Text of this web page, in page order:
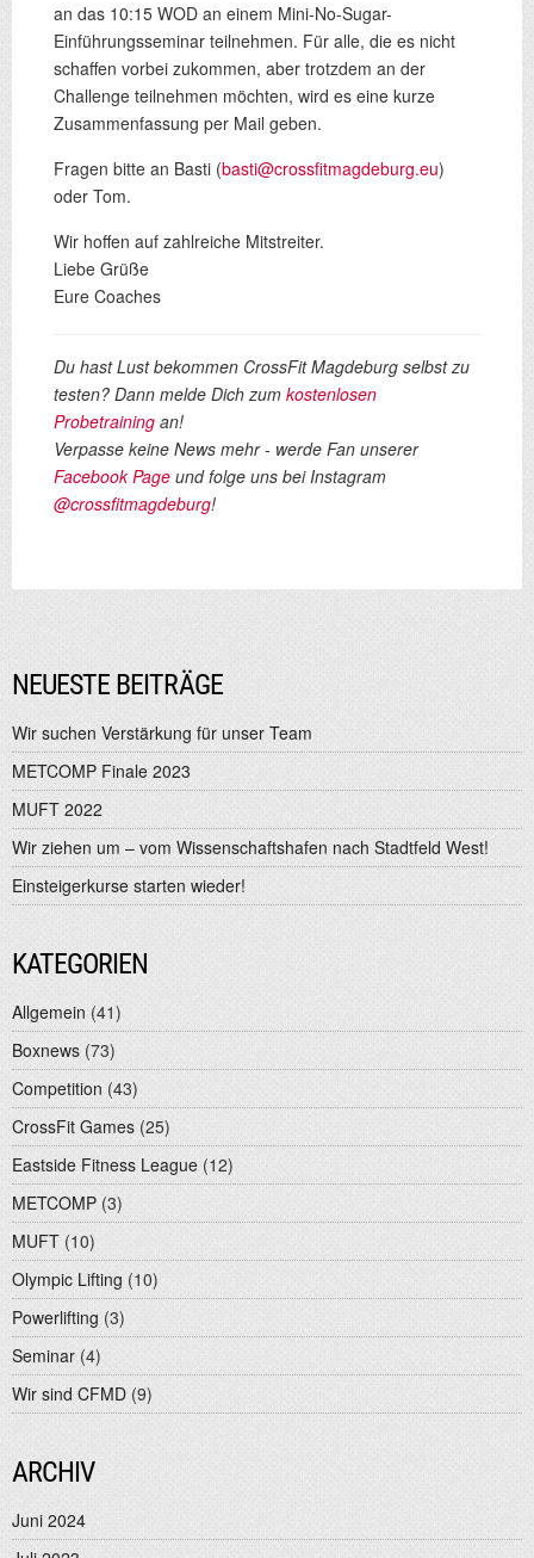
an das 10:15 WOD an einem Mini-No-Sugar-
Einführungsseminar teilnehmen. Für alle, die es nicht
schaffen vorbei zukommen, aber trotzdem an der
Challenge teilnehmen möchten, wird es eine kurze
Zusammenfassung per Mail geben.
Fragen bitte an Basti (basti@crossfitmagdeburg.eu)
oder Tom.
Wir hoffen auf zahlreiche Mitstreiter.
Liebe Grüße
Eure Coaches
Du hast Lust bekommen CrossFit Magdeburg selbst zu
testen? Dann melde Dich zum kostenlosen
Probetraining an!
Verpasse keine News mehr - werde Fan unserer
Facebook Page und folge uns bei Instagram
@crossfitmagdeburg!
NEUESTE BEITRÄGE
Wir suchen Verstärkung für unser Team
METCOMP Finale 2023
MUFT 2022
Wir ziehen um – vom Wissenschaftshafen nach Stadtfeld West!
Einsteigerkurse starten wieder!
KATEGORIEN
Allgemein (41)
Boxnews (73)
Competition (43)
CrossFit Games (25)
Eastside Fitness League (12)
METCOMP (3)
MUFT (10)
Olympic Lifting (10)
Powerlifting (3)
Seminar (4)
Wir sind CFMD (9)
ARCHIV
Juni 2024